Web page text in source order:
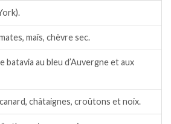
maïs, chèvre sec.
batavia au bleu d’Auvergne et aux
châtaignes, croûtons et noix.